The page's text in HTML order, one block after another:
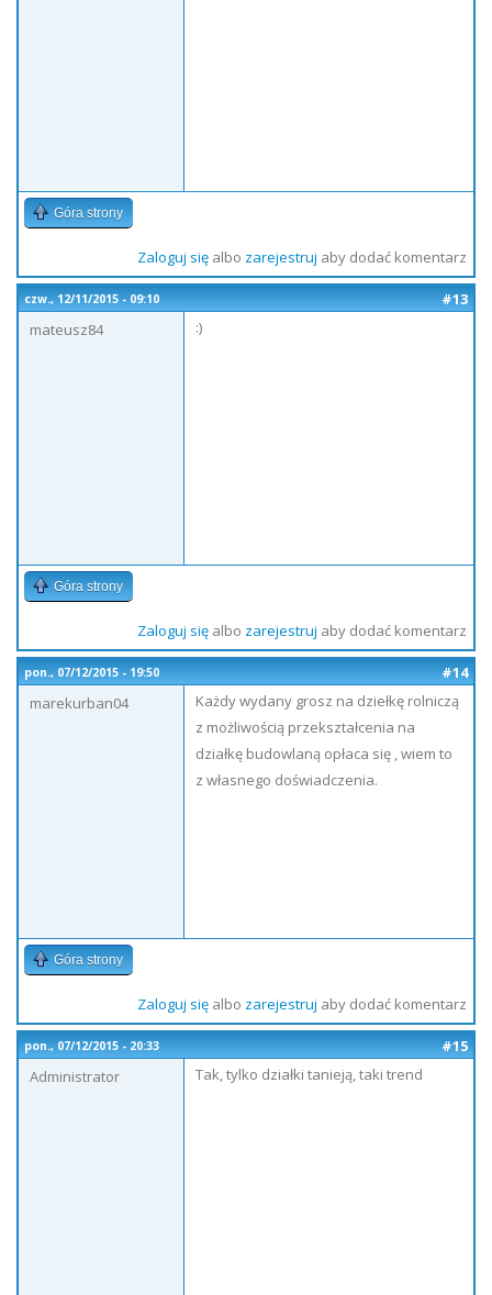
Góra strony
Zaloguj sięalbo zarejestruj aby dodać komentarz
czw., 12/11/2015 - 09:10
#13
mateusz84
:)
Góra strony
Zaloguj sięalbo zarejestruj aby dodać komentarz
pon., 07/12/2015 - 19:50
#14
marekurban04
Każdy wydany grosz na dziełkę rolniczą
z możliwością przekształcenia na
działkę budowlaną opłaca się , wiem to
z własnego doświadczenia.
Góra strony
Zaloguj sięalbo zarejestruj aby dodać komentarz
pon., 07/12/2015 - 20:33
#15
Administrator
Tak, tylko działki tanieją, taki trend